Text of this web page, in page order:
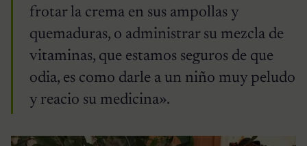
frotar la crema en sus ampollas y
quemaduras, o administrar su mezcla de
vitaminas, que estamos seguros de que
odia, es como darle a un niño muy peludo
y reacio su medicina».